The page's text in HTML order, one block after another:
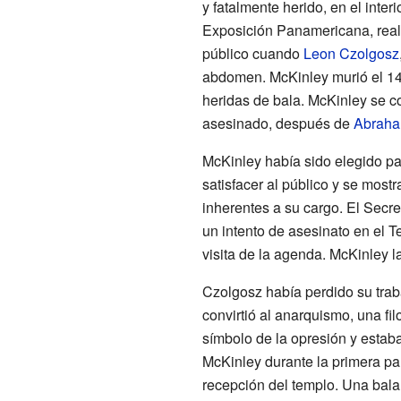
y fatalmente herido, en el
Exposición Panamericana,
público cuando Leon Czolgosz
abdomen. McKinley murió el
heridas de bala. McKinley se
asesinado, después de
McKinley había sido elegido
satisfacer al público y se
inherentes a su cargo. El
un intento de asesinato en el
visita de la agenda. McKinley
Czolgosz había perdido su
convirtió al anarquismo, una
símbolo de la opresión y
McKinley durante la primera
recepción del templo. Una